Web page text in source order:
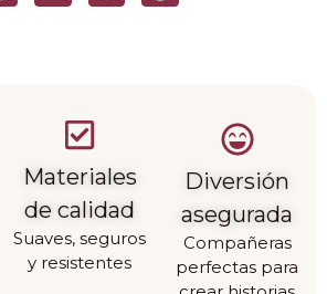
Materiales
de calidad
Suaves, seguros
y resistentes
Diversión
asegurada
Compañeras
perfectas para